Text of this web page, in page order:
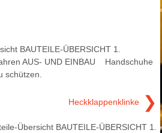
BAUTEILE-ÜBERSICHT 1.
AUS- UND EINBAU Handschuhe
schützen.
Heckklappenklinke ❯
Übersicht BAUTEILE-ÜBERSICHT 1.